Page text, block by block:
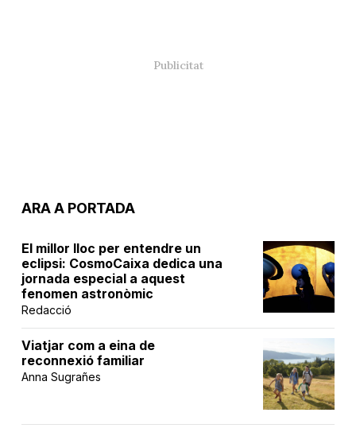
ARA A PORTADA
El millor lloc per entendre un
eclipsi: CosmoCaixa dedica una
jornada especial a aquest
fenomen astronòmic
Redacció
Viatjar com a eina de
reconnexió familiar
Anna Sugrañes